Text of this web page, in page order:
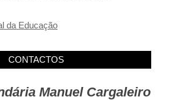
da Educação
CONTACTOS
Manuel Cargaleiro